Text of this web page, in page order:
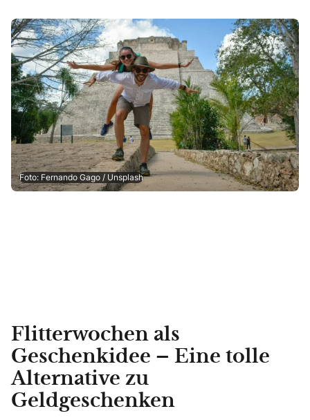
Foto: Fernando Gago / Unsplash
Flitterwochen als
Geschenkidee – Eine tolle
Alternative zu
Geldgeschenken